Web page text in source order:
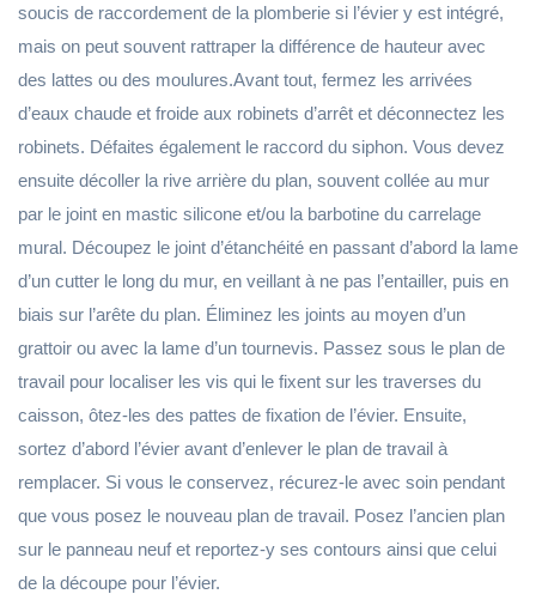
soucis de raccordement de la plomberie si l’évier y est intégré,
mais on peut souvent rattraper la différence de hauteur avec
des lattes ou des moulures.Avant tout, fermez les arrivées
d’eaux chaude et froide aux robinets d’arrêt et déconnectez les
robinets. Défaites également le raccord du siphon. Vous devez
ensuite décoller la rive arrière du plan, souvent collée au mur
par le joint en mastic silicone et/ou la barbotine du carrelage
mural. Découpez le joint d’étanchéité en passant d’abord la lame
d’un cutter le long du mur, en veillant à ne pas l’entailler, puis en
biais sur l’arête du plan. Éliminez les joints au moyen d’un
grattoir ou avec la lame d’un tournevis. Passez sous le plan de
travail pour localiser les vis qui le fixent sur les traverses du
caisson, ôtez-les des pattes de fixation de l’évier. Ensuite,
sortez d’abord l’évier avant d’enlever le plan de travail à
remplacer. Si vous le conservez, récurez-le avec soin pendant
que vous posez le nouveau plan de travail. Posez l’ancien plan
sur le panneau neuf et reportez-y ses contours ainsi que celui
de la découpe pour l’évier.